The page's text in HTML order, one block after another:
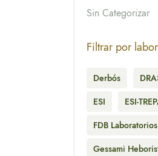
Sin Categorizar
Filtrar por
Derbós
ESI
ESI-
FDB Laboratorios
Gessami